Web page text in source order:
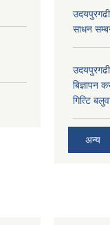
उदयपुरगढी
साधन
उदयपुरगढी
बिज्ञापन
गित्टि
अन्य